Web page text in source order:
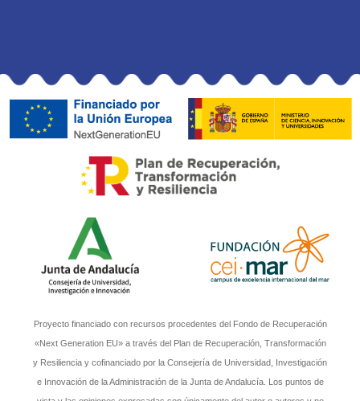
Proyecto financiado con recursos procedentes del Fondo de Recuperación
«Next Generation EU» a través del Plan de Recuperación, Transformación
y Resiliencia y cofinanciado por la Consejería de Universidad, Investigación
e Innovación de la Administración de la Junta de Andalucía. Los puntos de